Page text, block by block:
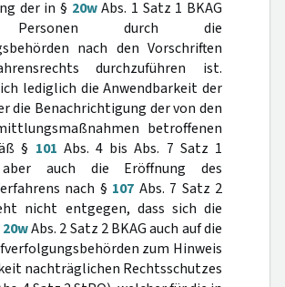
der in § 20wAbs. 1 Satz 1 BKAG
Personen durch die
nach den Vorschriften
durchzuführen ist.
lediglich die Anwendbarkeit der
die Benachrichtigung der von den
betroffenen
§ 101 Abs. 4 bis Abs. 7 Satz 1
auch die Eröffnung des
nach § 107 Abs. 7 Satz 2
nicht entgegen, dass sich die
20wAbs. 2 Satz 2 BKAG auch auf die
zum Hinweis
nachträglichen Rechtsschutzes